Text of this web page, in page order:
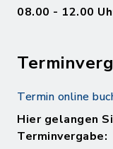
08.00 - 12.00
Termin online
Hier gelangen
Terminvergabe: